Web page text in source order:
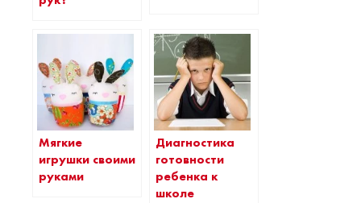
Мягкие
игрушки своими
руками
Диагностика
готовности
ребенка к
школе